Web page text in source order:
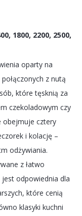
1800, 2200, 2500,
oparty na
z nutą
które tęsknią za
czekoladowym czy
obejmuje cztery
i kolację –
odżywiania.
z łatwo
odpowiednia dla
które cenią
klasyki kuchni